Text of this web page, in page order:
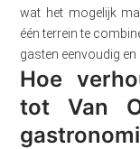
wat het mogelijk
één terrein te
gasten eenvoudig en
Hoe
tot Van